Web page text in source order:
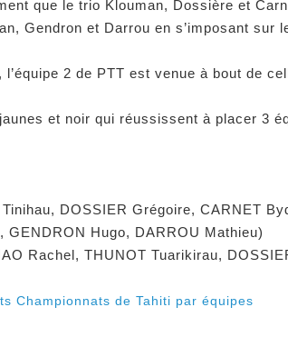
que le trio Klouman, Dossière et
Gendron et Darrou en s’imposant sur
2 de PTT est venue à bout de
et noir qui réussissent à placer 3
DOSSIER Grégoire, CARNET
GENDRON Hugo, DARROU Mathieu)
Rachel, THUNOT Tuarikirau,
Championnats de Tahiti par équipes